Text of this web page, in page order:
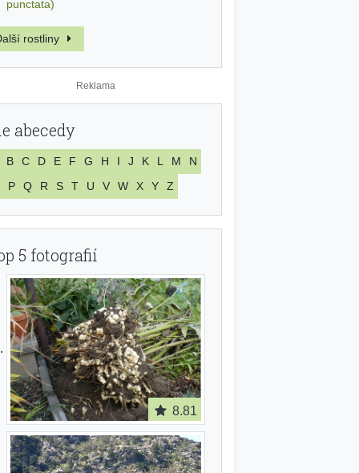
punctata)
rostliny
abecedy
B C D E F G H I J K L M
N
P
Q R S T U V W X Y Z
5 fotografií
8.81